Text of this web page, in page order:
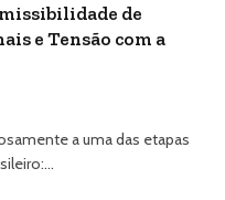
de
e Tensão com a
a uma das etapas